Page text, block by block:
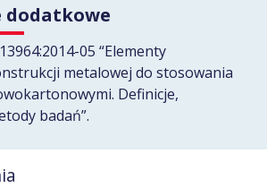
dodatkowe
05 “Elementy
metalowej do stosowania
Definicje,
badań”.